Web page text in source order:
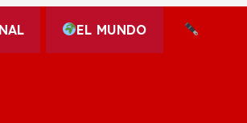
EL MUNDO